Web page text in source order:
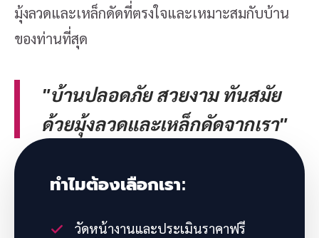
มุ้งลวดและเหล็กดัดที่ตรงใจและเหมาะสมกับบ้าน
ของท่านที่สุด
"บ้านปลอดภัย สวยงาม ทันสมัย
ด้วยมุ้งลวดและเหล็กดัดจากเรา"
ทำไมต้องเลือกเรา:
วัดหน้างานและประเมินราคาฟรี